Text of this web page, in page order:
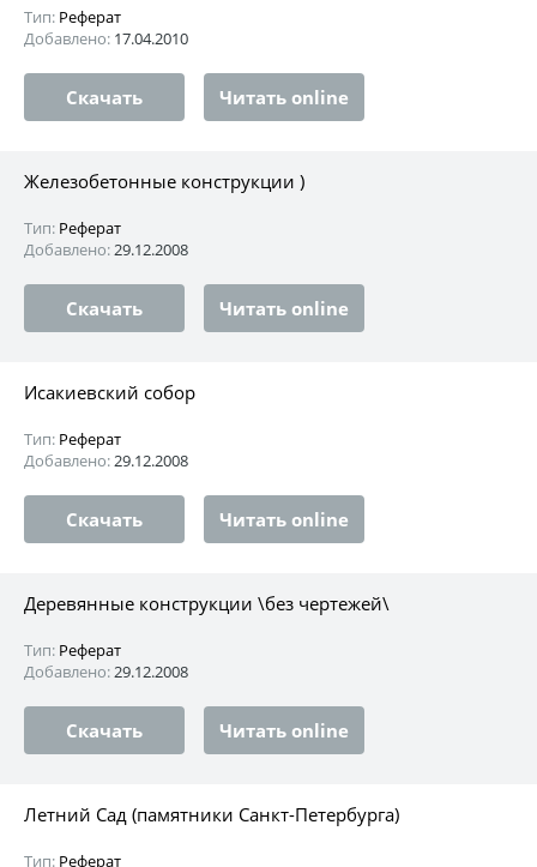
Тип: Реферат
Добавлено: 17.04.2010
Скачать Читать online
Железобетонные конструкции )
Тип: Реферат
Добавлено:29.12.2008
Скачать Читать online
Исакиевский собор
Тип: Реферат
Добавлено:29.12.2008
Скачать Читать online
Деревянные конструкции \без чертежей\
Тип: Реферат
Добавлено:29.12.2008
Скачать Читать online
Летний Сад (памятники Санкт-Петербурга)
Тип: Реферат